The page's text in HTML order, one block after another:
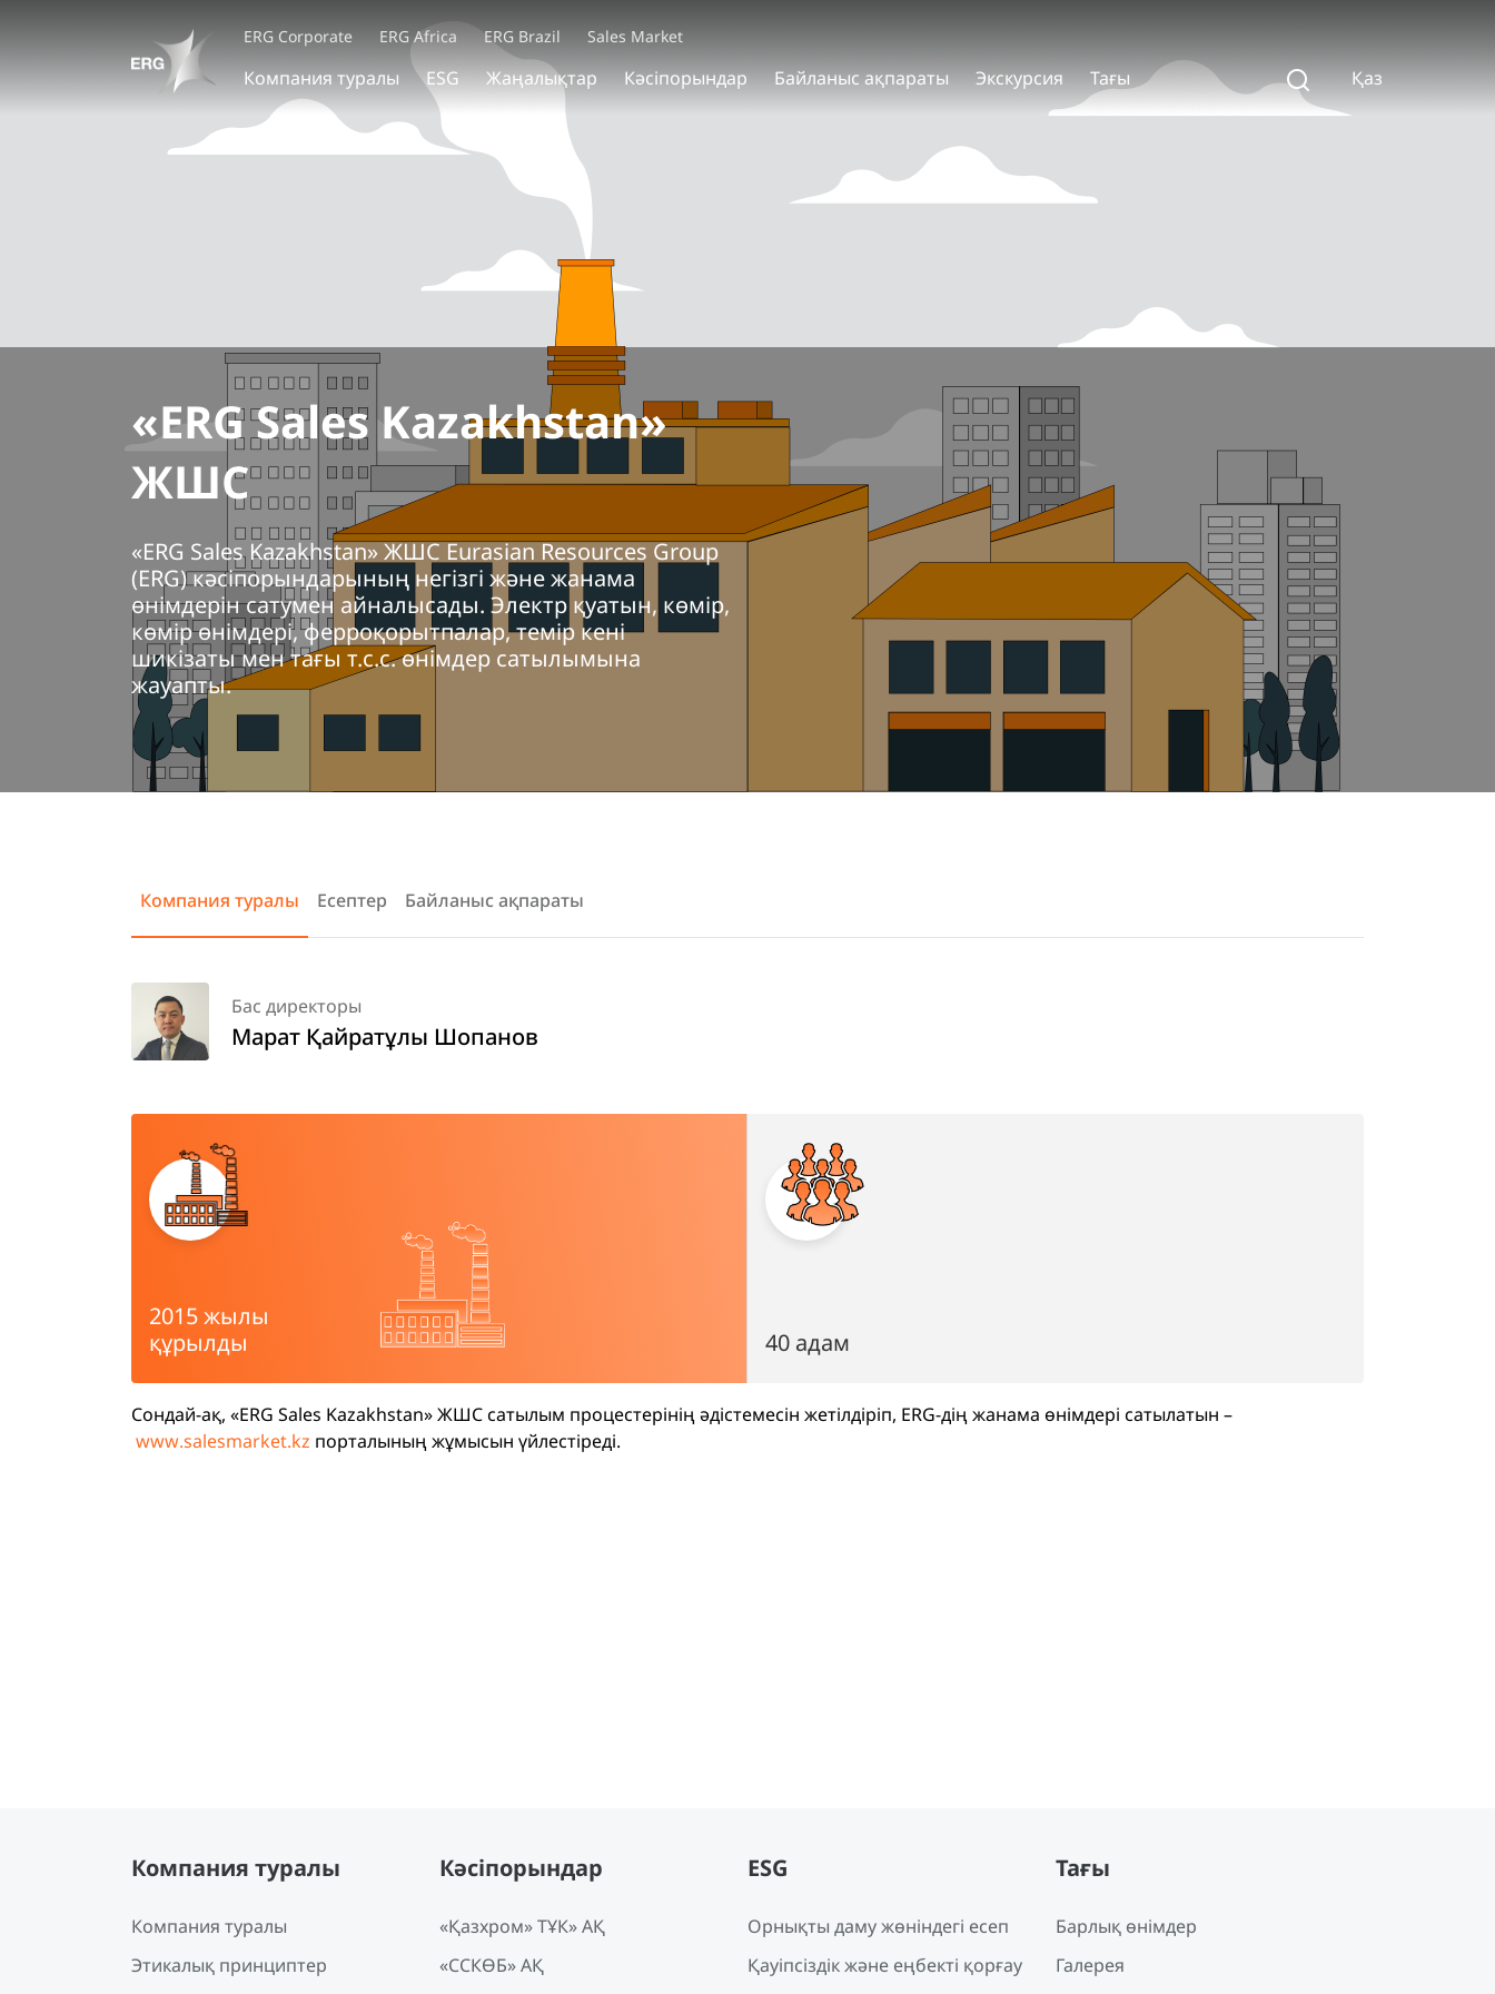
ERG Corporate ERG Africa ERG Brazil Sales Market
Компания туралы ESG Жаңалықтар Кәсіпорындар Байланыс ақпараты Экскурсия Тағы Қаз
«ERG Sales Kazakhstan»
ЖШС
«ERG Sales Kazakhstan» ЖШС Eurasian Resources Group
(ERG) кәсіпорындарының негізгі және жанама
өнімдерін сатумен айналысады. Электр қуатын, көмір,
көмір өнімдері, ферроқорытпалар, темір кені
шикізаты мен тағы т.с.с. өнімдер сатылымына
жауапты.
Компания туралы Есептер Байланыс ақпараты
Бас директоры
Марат Қайратұлы Шопанов
2015 жылы
құрылды
40 адам
Сондай-ақ, «ERG Sales Kazakhstan» ЖШС сатылым процестерінің әдістемесін жетілдіріп, ERG-дің жанама өнімдері сатылатын –
www.salesmarket.kz порталының жұмысын үйлестіреді.
Компания туралы
Компания туралы
Этикалық принциптер
Кәсіпорындар
«Қазхром» ТҰК» АҚ
«ССКӨБ» АҚ
ESG
Орнықты даму жөніндегі есеп
Қауіпсіздік және еңбекті қорғау
Тағы
Барлық өнімдер
Галерея